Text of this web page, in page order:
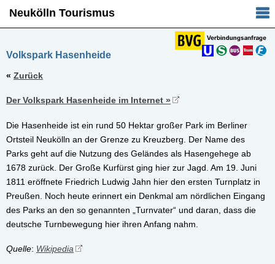
Neukölln Tourismus
Volkspark Hasenheide
« Zurück
Der Volkspark Hasenheide im Internet »
Die Hasenheide ist ein rund 50 Hektar großer Park im Berliner
Ortsteil Neukölln an der Grenze zu Kreuzberg. Der Name des
Parks geht auf die Nutzung des Geländes als Hasengehege ab
1678 zurück. Der Große Kurfürst ging hier zur Jagd. Am 19. Juni
1811 eröffnete Friedrich Ludwig Jahn hier den ersten Turnplatz in
Preußen. Noch heute erinnert ein Denkmal am nördlichen Eingang
des Parks an den so genannten „Turnvater“ und daran, dass die
deutsche Turnbewegung hier ihren Anfang nahm.
Quelle: Wikipedia